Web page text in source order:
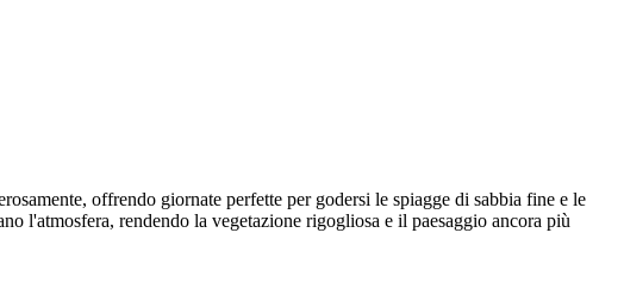
offrendo giornate perfette per godersi le spiagge di sabbia fine e le
l'atmosfera, rendendo la vegetazione rigogliosa e il paesaggio ancora più